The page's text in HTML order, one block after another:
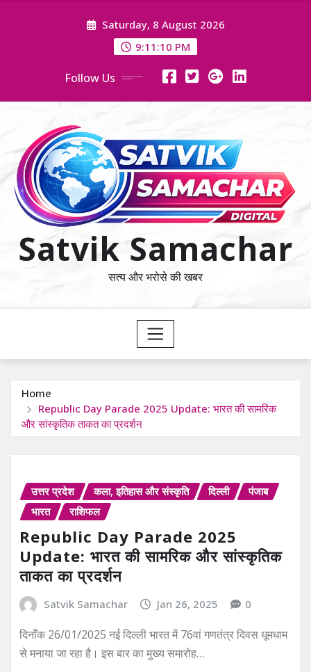
Saturday, 8 August 2026
9:11:11 PM
Follow Us
Satvik Samachar
सत्य और भरोसे की खबर
Home
Republic Day Parade 2025 Update: भारत की सामरिक
और सांस्कृतिक ताकत का प्रदर्शन
उत्तर प्रदेश कला, इतिहास और संस्कृति दिल्ली
पंजाब
भारत
राशिफल
Republic Day Parade 2025
Update: भारत की सामरिक और सांस्कृतिक
ताकत का प्रदर्शन
Satvik Samachar Jan 26, 2025 0
दिनाँक 26/01/2025 नई दिल्ली भारत में 76वां गणतंत्र दिवस धूमधाम
से मनाया जा रहा है। इस बार का मुख्य समारोह…